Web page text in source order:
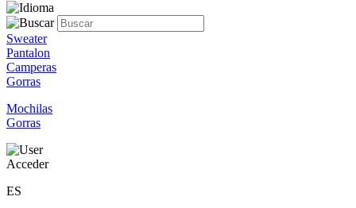
Sweater
Pantalon
Camperas
Gorras
Mochilas
Gorras
Acceder
ES